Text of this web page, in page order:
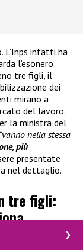
L’Inps infatti ha
l’esonero
tre figli, il
dei
mirano a
del lavoro.
la ministra del
“vanno nella stessa
più
presentate
nel dettaglio.
tre figli: